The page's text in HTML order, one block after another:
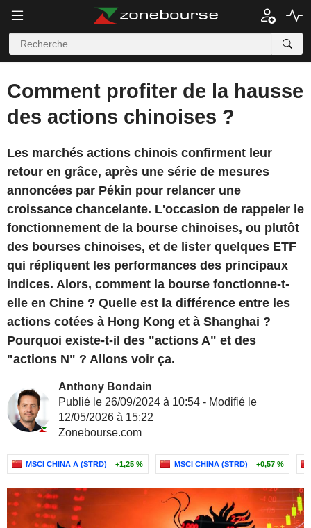
Comment profiter de la hausse
des actions chinoises ?
Les marchés actions chinois confirment leur
retour en grâce, après une série de mesures
annoncées par Pékin pour relancer une
croissance chancelante. L'occasion de rappeler le
fonctionnement de la bourse chinoises, ou plutôt
des bourses chinoises, et de lister quelques ETF
qui répliquent les performances des principaux
indices. Alors, comment la bourse fonctionne-t-
elle en Chine ? Quelle est la différence entre les
actions cotées à Hong Kong et à Shanghai ?
Pourquoi existe-t-il des "actions A" et des
"actions N" ? Allons voir ça.
Anthony Bondain
Publié le 26/09/2024 à 10:54 - Modifié le
12/05/2026 à 15:22
Zonebourse.com
MSCI CHINA A (STRD) +1,25 % MSCI CHINA (STRD) +0,57 %